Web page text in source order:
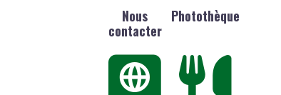
Nous
contacter
Photothèque